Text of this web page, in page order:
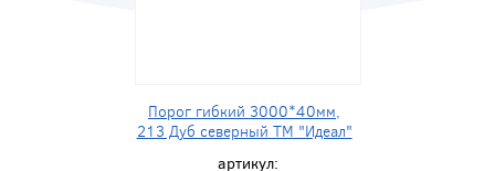
Порог гибкий 3000*40мм,
213 Дуб северный ТМ "Идеал"
артикул: